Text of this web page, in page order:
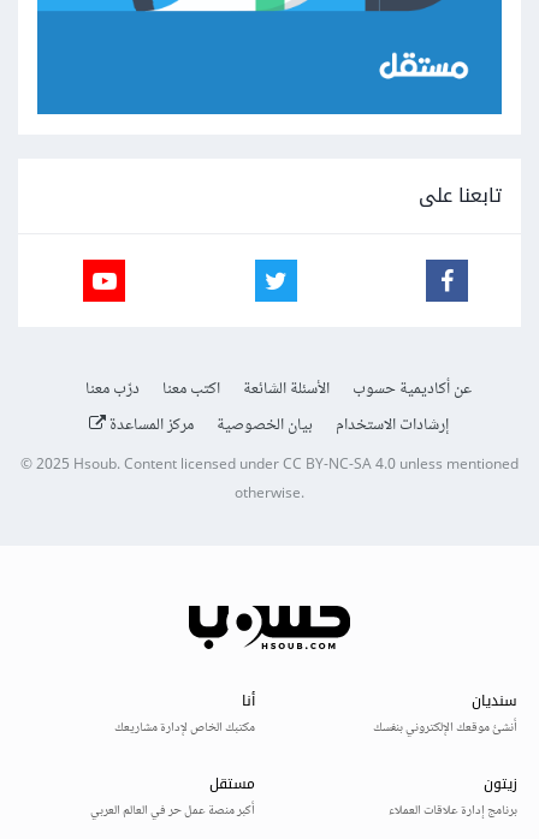
تابعنا على
عن أكاديمية حسوب الأسئلة الشائعة اكتب معنا
درّب معنا
إرشادات الاستخدام
بيان الخصوصية مركز المساعدة
© 2025Hsoub.Content licensed underCC BY-NC-SA 4.0unless mentioned
otherwise.